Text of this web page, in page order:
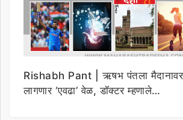
Rishabh Pant | ऋषभ पंतला मैदानावर
लागणार ‘एवढा’ वेळ, डॉक्टर म्हणाले…